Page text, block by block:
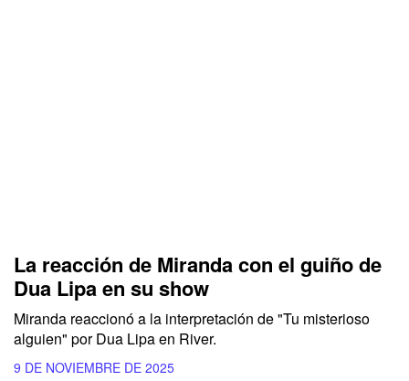
La reacción de Miranda con el guiño de
Dua Lipa en su show
Miranda reaccionó a la interpretación de "Tu misterioso
alguien" por Dua Lipa en River.
9 DE NOVIEMBRE DE 2025